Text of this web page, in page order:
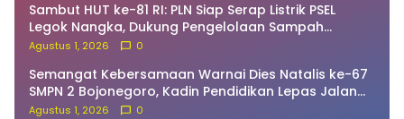
Sambut HUT ke-81 RI: PLN Siap Serap Listrik PSEL
Legok Nangka, Dukung Pengelolaan Sampah
Berkelanjutan di Jawa Barat
Agustus 1, 2026 0
Semangat Kebersamaan Warnai Dies Natalis ke-67
SMPN 2 Bojonegoro, Kadin Pendidikan Lepas Jalan
Sehat
Agustus 1, 2026 0